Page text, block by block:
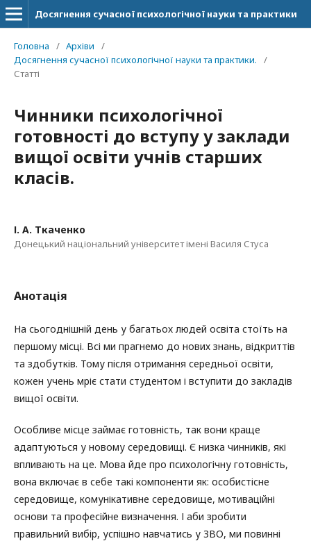
Досягнення сучасної психологічної науки та практики
Головна / Архіви
/
Досягнення сучасної психологічної науки та практики.
/
Статті
Чинники психологічної
готовності до вступу у заклади
вищої освіти учнів старших
класів.
І. А. Ткаченко
Донецький національний університет імені Василя Стуса
Анотація
На сьогоднішній день у багатьох людей освіта стоїть на
першому місці. Всі ми прагнемо до нових знань, відкриттів
та здобутків. Тому після отримання середньої освіти,
кожен учень мріє стати студентом і вступити до закладів
вищої освіти.
Особливе місце займає готовність, так вони краще
адаптуються у новому середовищі. Є низка чинників, які
впливають на це. Мова йде про психологічну готовність,
вона включає в себе такі компоненти як: особистісне
середовище, комунікативне середовище, мотиваційні
основи та професійне визначення. І аби зробити
правильний вибір, успішно навчатись у ЗВО, ми повинні